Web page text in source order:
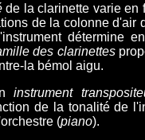
de la clarinette varie en
de la colonne d'air
détermine
des clarinettes
la bémol aigu.
instrument
de la tonalité de
(piano).